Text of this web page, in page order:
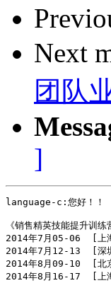
Next
团队
]
language-c:您好！！
《销售精英技能提升训练
2014年7月05-06  [上
2014年7月12-13  [深
2014年8月09-10  [北
2014年8月16-17  [上